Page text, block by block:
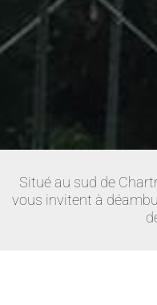
Situé au sud de
vous invitent à